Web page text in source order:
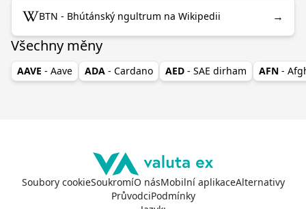
BTN - Bhútánský ngultrum na Wikipedii →
Všechny měny
AAVE - Aave ADA - Cardano AED - SAE dirham AFN -
Soubory cookieSoukromíO násMobilní aplikaceAlternativy
PrůvodciPodmínky